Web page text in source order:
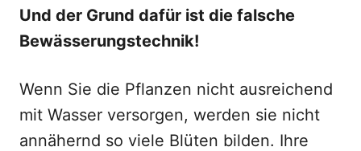
Und der Grund dafür ist die falsche
Bewässerungstechnik!
Wenn Sie die Pflanzen nicht ausreichend
mit Wasser versorgen, werden sie nicht
annähernd so viele Blüten bilden. Ihre